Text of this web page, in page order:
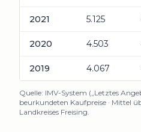
2021 5.125
2020 4.503
2019 4.067
Quelle: IMV-System („Letztes
beurkundeten Kaufpreise · Mittel
Landkreises Freising.